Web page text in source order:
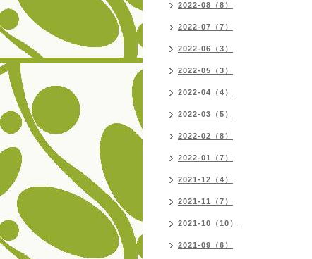
2022-08（8）
2022-07（7）
2022-06（3）
2022-05（3）
2022-04（4）
2022-03（5）
2022-02（8）
2022-01（7）
2021-12（4）
2021-11（7）
2021-10（10）
2021-09（6）